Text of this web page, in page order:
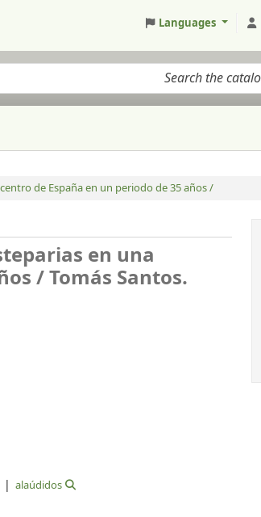
Languages
de España en un periodo de 35 años /
en una
/Tomás Santos.
alaúdidos